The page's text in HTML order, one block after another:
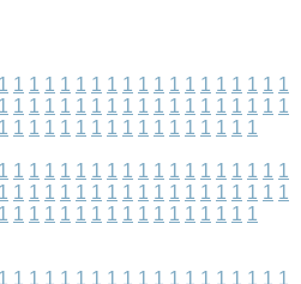
1 1 1 1 1 1 1 1 1 1 1 1 1 1 1 1 1 1 1
1 1 1 1 1 1 1 1 1 1 1 1 1 1 1 1 1 1 1
1 1 1 1 1 1 1 1 1 1 1 1 1 1 1 1 1
1 1 1 1 1 1 1 1 1 1 1 1 1 1 1 1 1 1 1
1 1 1 1 1 1 1 1 1 1 1 1 1 1 1 1 1 1 1
1 1 1 1 1 1 1 1 1 1 1 1 1 1 1 1 1
1 1 1 1 1 1 1 1 1 1 1 1 1 1 1 1 1 1 1